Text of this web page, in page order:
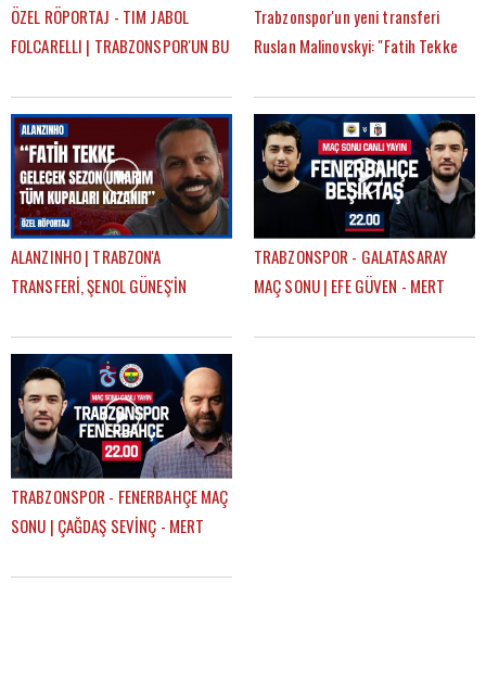
ÖZEL RÖPORTAJ - TIM JABOL
FOLCARELLI | TRABZONSPOR'UN BU
SAÇ TARZI
Trabzonspor'un yeni transferi
Ruslan Malinovskyi: "Fatih Tekke
ALANZINHO | TRABZON'A
TRANSFERİ, ŞENOL GÜNEŞ'İN
TEKKE'Yİ NASIL TANIMLAR?
TRABZONSPOR - GALATASARAY
MAÇ SONU | EFE GÜVEN - MERT
TRABZONSPOR - FENERBAHÇE MAÇ
SONU | ÇAĞDAŞ SEVİNÇ - MERT